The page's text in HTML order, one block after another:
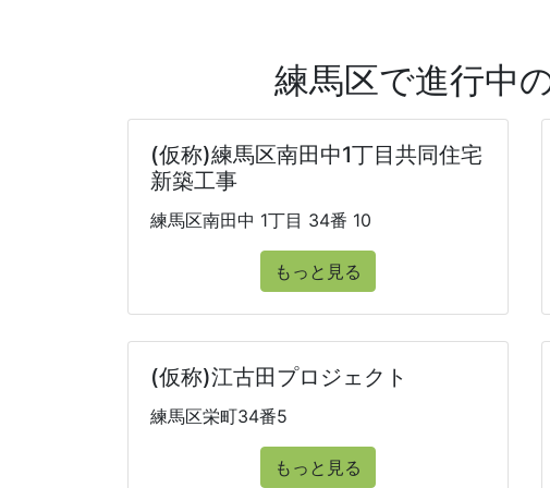
練馬区で進行中
(仮称)練馬区南田中1丁目共同住宅
新築工事
練馬区南田中 1丁目 34番 10
もっと見る
(仮称)江古田プロジェクト
練馬区栄町34番5
もっと見る